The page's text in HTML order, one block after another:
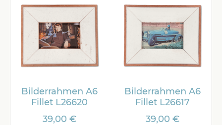
Bilderrahmen A6
Fillet L26620
39,00 €
Bilderrahmen A6
Fillet L26617
39,00 €